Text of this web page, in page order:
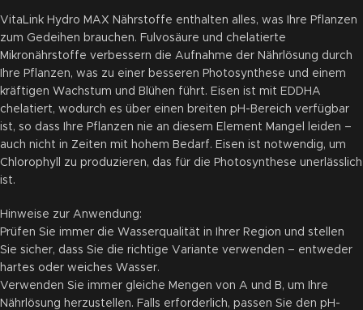
VitaLink Hydro MAX Nährstoffe enthalten alles, was Ihre Pflanzen
zum Gedeihen brauchen. Fulvosäure und chelatierte
Mikronährstoffe verbessern die Aufnahme der Nährlösung durch
Ihre Pflanzen, was zu einer besseren Photosynthese und einem
kräftigen Wachstum und Blühen führt. Eisen ist mit EDDHA
chelatiert, wodurch es über einen breiten pH-Bereich verfügbar
ist, so dass Ihre Pflanzen nie an diesem Element Mangel leiden –
auch nicht in Zeiten mit hohem Bedarf. Eisen ist notwendig, um
Chlorophyll zu produzieren, das für die Photosynthese unerlässlich
ist.
Hinweise zur Anwendung:
Prüfen Sie immer die Wasserqualität in Ihrer Region und stellen
Sie sicher, dass Sie die richtige Variante verwenden – entweder
hartes oder weiches Wasser.
Verwenden Sie immer gleiche Mengen von A und B, um Ihre
Nährlösung herzustellen. Falls erforderlich, passen Sie den pH-